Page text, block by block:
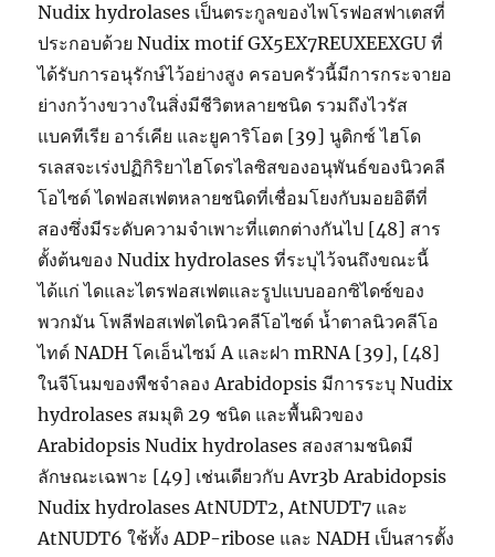
Nudix hydrolases เป็นตระกูลของไพโรฟอสฟาเตสที่
ประกอบด้วย Nudix motif GX5EX7REUXEEXGU ที่
ได้รับการอนุรักษ์ไว้อย่างสูง ครอบครัวนี้มีการกระจายอ
ย่างกว้างขวางในสิ่งมีชีวิตหลายชนิด รวมถึงไวรัส
แบคทีเรีย อาร์เคีย และยูคาริโอต [39] นูดิกซ์ ไฮโด
รเลสจะเร่งปฏิกิริยาไฮโดรไลซิสของอนุพันธ์ของนิวคลี
โอไซด์ ไดฟอสเฟตหลายชนิดที่เชื่อมโยงกับมอยอิตีที่
สองซึ่งมีระดับความจำเพาะที่แตกต่างกันไป [48] สาร
ตั้งต้นของ Nudix hydrolases ที่ระบุไว้จนถึงขณะนี้
ได้แก่ ไดและไตรฟอสเฟตและรูปแบบออกซิไดซ์ของ
พวกมัน โพลีฟอสเฟตไดนิวคลีโอไซด์ น้ำตาลนิวคลีโอ
ไทด์ NADH โคเอ็นไซม์ A และฝา mRNA [39], [48]
ในจีโนมของพืชจำลอง Arabidopsis มีการระบุ Nudix
hydrolases สมมุติ 29 ชนิด และพื้นผิวของ
Arabidopsis Nudix hydrolases สองสามชนิดมี
ลักษณะเฉพาะ [49] เช่นเดียวกับ Avr3b Arabidopsis
Nudix hydrolases AtNUDT2, AtNUDT7 และ
AtNUDT6 ใช้ทั้ง ADP-ribose และ NADH เป็นสารตั้ง